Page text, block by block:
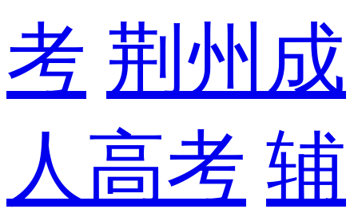
考 荆州成
人高考 辅